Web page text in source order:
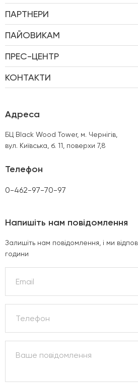
ПАРТНЕРИ
ПАЙОВИКАМ
ПРЕС-ЦЕНТР
КОНТАКТИ
Адреса
БЦ Black Wood Tower, м. Чернігів,
вул. Київська, б. 11, поверхи 7,8
Телефон
0-462-97-70-97
Напишіть нам повідомлення
Залишіть нам повідомлення, і ми
години